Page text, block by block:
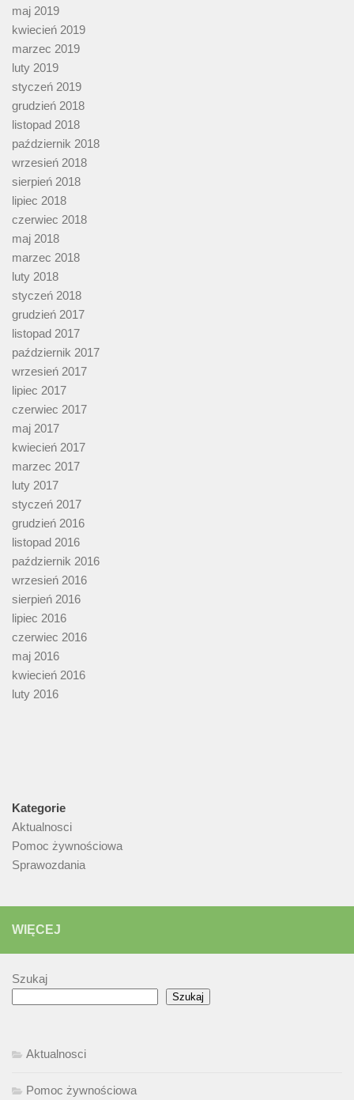
maj 2019
kwiecień 2019
marzec 2019
luty 2019
styczeń 2019
grudzień 2018
listopad 2018
październik 2018
wrzesień 2018
sierpień 2018
lipiec 2018
czerwiec 2018
maj 2018
marzec 2018
luty 2018
styczeń 2018
grudzień 2017
listopad 2017
październik 2017
wrzesień 2017
lipiec 2017
czerwiec 2017
maj 2017
kwiecień 2017
marzec 2017
luty 2017
styczeń 2017
grudzień 2016
listopad 2016
październik 2016
wrzesień 2016
sierpień 2016
lipiec 2016
czerwiec 2016
maj 2016
kwiecień 2016
luty 2016
Kategorie
Aktualnosci
Pomoc żywnościowa
Sprawozdania
WIĘCEJ
Szukaj
Szukaj
Aktualnosci
Pomoc żywnościowa